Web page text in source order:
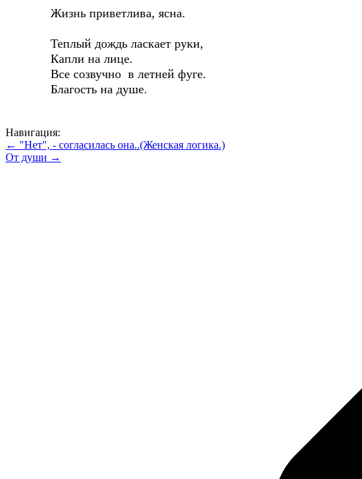
Жизнь приветлива, ясна.
Теплый дождь ласкает руки,
Капли на лице.
Все созвучно в летней фуге.
Благость на душе.
Навигация:
← "Нет", - согласилась она..(Женская логика.)
От души →